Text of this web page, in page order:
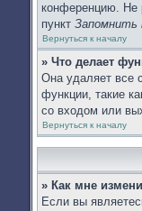
конференцию. Не
пункт Запомнить
Вернуться к началу
» Что делает
Она удаляет все
функции, такие
со входом или
Вернуться к началу
» Как мне
Если вы